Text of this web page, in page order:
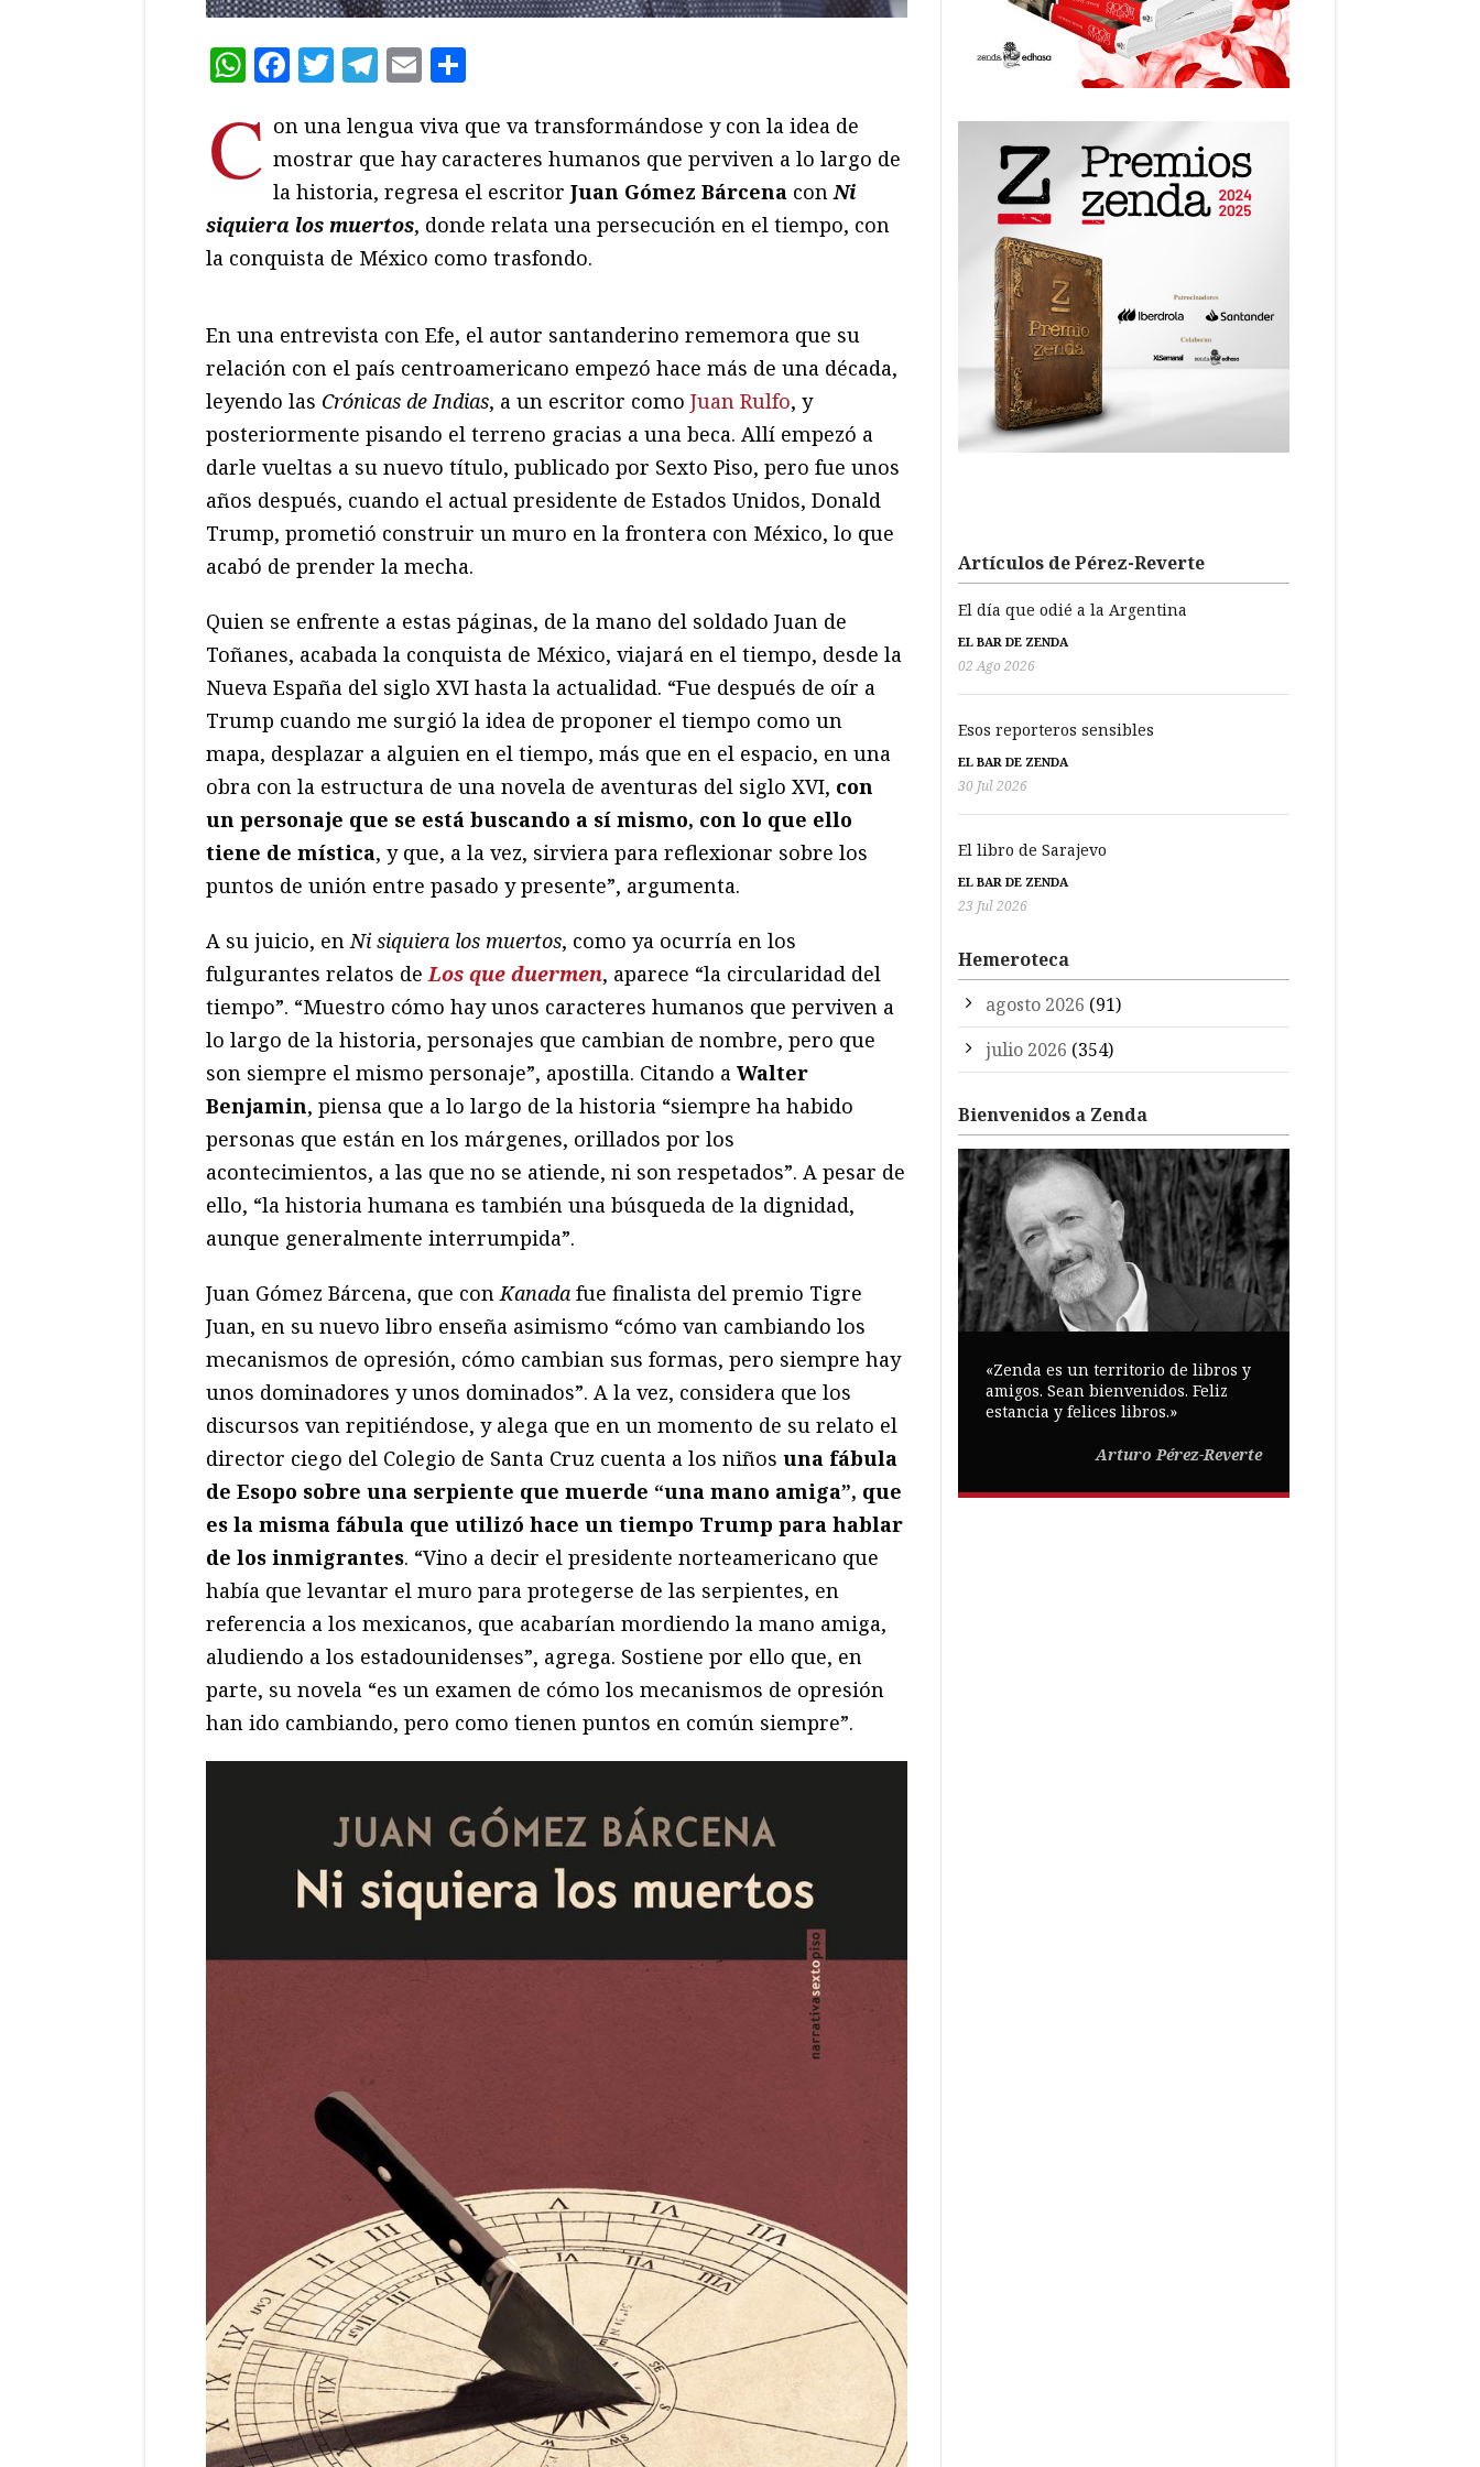
WhatsApp
Facebook
Twitter
Telegram
Email
C on una lengua viva que va transformándose y con la idea de
mostrar que hay caracteres humanos que perviven a lo largo de
la historia, regresa el escritor Juan Gómez Bárcena con Ni
siquiera los muertos, donde relata una persecución en el tiempo, con
la conquista de México como trasfondo.
En una entrevista con Efe, el autor santanderino rememora que su
relación con el país centroamericano empezó hace más de una década,
leyendo las Crónicas de Indias, a un escritor como Juan Rulfo, y
posteriormente pisando el terreno gracias a una beca. Allí empezó a
darle vueltas a su nuevo título, publicado por Sexto Piso, pero fue unos
años después, cuando el actual presidente de Estados Unidos, Donald
Trump, prometió construir un muro en la frontera con México, lo que
acabó de prender la mecha.
Quien se enfrente a estas páginas, de la mano del soldado Juan de
Toñanes, acabada la conquista de México, viajará en el tiempo, desde la
Nueva España del siglo XVI hasta la actualidad. “Fue después de oír a
Trump cuando me surgió la idea de proponer el tiempo como un
mapa, desplazar a alguien en el tiempo, más que en el espacio, en una
obra con la estructura de una novela de aventuras del siglo XVI, con
un personaje que se está buscando a sí mismo, con lo que ello
tiene de mística, y que, a la vez, sirviera para reflexionar sobre los
puntos de unión entre pasado y presente”, argumenta.
A su juicio, en Ni siquiera los muertos, como ya ocurría en los
fulgurantes relatos de Los que duermen, aparece “la circularidad del
tiempo”. “Muestro cómo hay unos caracteres humanos que perviven a
lo largo de la historia, personajes que cambian de nombre, pero que
son siempre el mismo personaje”, apostilla. Citando a Walter
Benjamin, piensa que a lo largo de la historia “siempre ha habido
personas que están en los márgenes, orillados por los
acontecimientos, a las que no se atiende, ni son respetados”. A pesar de
ello, “la historia humana es también una búsqueda de la dignidad,
aunque generalmente interrumpida”.
Juan Gómez Bárcena, que con Kanada fue finalista del premio Tigre
Juan, en su nuevo libro enseña asimismo “cómo van cambiando los
mecanismos de opresión, cómo cambian sus formas, pero siempre hay
unos dominadores y unos dominados”. A la vez, considera que los
discursos van repitiéndose, y alega que en un momento de su relato el
director ciego del Colegio de Santa Cruz cuenta a los niños una fábula
de Esopo sobre una serpiente que muerde “una mano amiga”, que
es la misma fábula que utilizó hace un tiempo Trump para hablar
de los inmigrantes. “Vino a decir el presidente norteamericano que
había que levantar el muro para protegerse de las serpientes, en
referencia a los mexicanos, que acabarían mordiendo la mano amiga,
aludiendo a los estadounidenses”, agrega. Sostiene por ello que, en
parte, su novela “es un examen de cómo los mecanismos de opresión
han ido cambiando, pero como tienen puntos en común siempre”.
Artículos de Pérez-Reverte
El día que odié a la Argentina
EL BAR DE ZENDA
02 Ago 2026
Esos reporteros sensibles
EL BAR DE ZENDA
30 Jul 2026
El libro de Sarajevo
EL BAR DE ZENDA
23 Jul 2026
Hemeroteca
agosto 2026 (91)
julio 2026 (354)
Bienvenidos a Zenda
«Zenda es un territorio de libros y
amigos. Sean bienvenidos. Feliz
estancia y felices libros.»
Arturo Pérez-Reverte